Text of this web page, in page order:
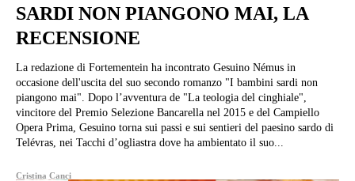
SARDI NON PIANGONO MAI, LA
RECENSIONE
La redazione di Fortementein ha incontrato Gesuino Némus in
occasione dell'uscita del suo secondo romanzo "I bambini sardi non
piangono mai". Dopo l’avventura de "La teologia del cinghiale",
vincitore del Premio Selezione Bancarella nel 2015 e del Campiello
Opera Prima, Gesuino torna sui passi e sui sentieri del paesino sardo di
Telévras, nei Tacchi d’ogliastra dove ha ambientato il suo...
Cristina Canci